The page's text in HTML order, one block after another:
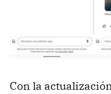
Con la